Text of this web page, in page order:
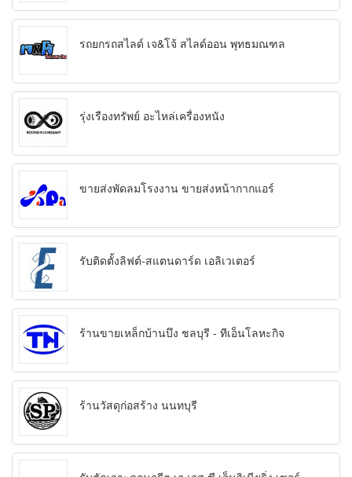
รถยกรถสไลด์ เจ&โจ้ สไลด์ออน พุทธมณฑล
รุ่งเรืองทรัพย์ อะไหล่เครื่องหนัง
ขายส่งพัดลมโรงงาน ขายส่งหน้ากากแอร์
รับติดตั้งลิฟต์-สแตนดาร์ด เอลิเวเตอร์
ร้านขายเหล็กบ้านบึง ชลบุรี - ทีเอ็นโลหะกิจ
ร้านวัสดุก่อสร้าง นนทบุรี